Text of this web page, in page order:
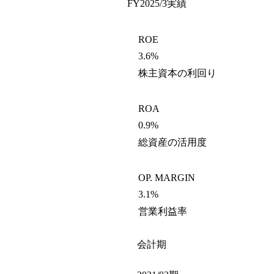
FY2025/3実績
ROE
3.6%
株主資本の利回り
ROA
0.9%
総資産の活用度
OP. MARGIN
3.1%
営業利益率
会計期